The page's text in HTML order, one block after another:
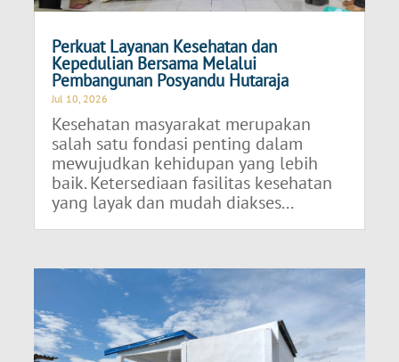
Perkuat Layanan Kesehatan dan
Kepedulian Bersama Melalui
Pembangunan Posyandu Hutaraja
Jul 10, 2026
Kesehatan masyarakat merupakan
salah satu fondasi penting dalam
mewujudkan kehidupan yang lebih
baik. Ketersediaan fasilitas kesehatan
yang layak dan mudah diakses...